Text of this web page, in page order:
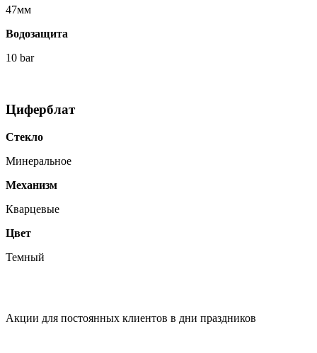
47мм
Водозащита
10 bar
Циферблат
Стекло
Минеральное
Механизм
Кварцевые
Цвет
Темный
Акции для постоянных клиентов в дни праздников